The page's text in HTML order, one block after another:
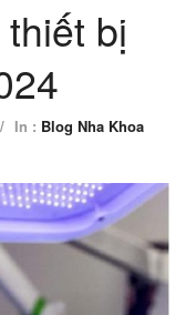
bị
/ In : Blog Nha Khoa